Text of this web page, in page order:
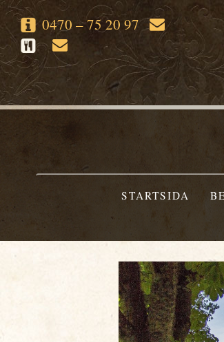
0470 – 75 20 97
STARTSIDA